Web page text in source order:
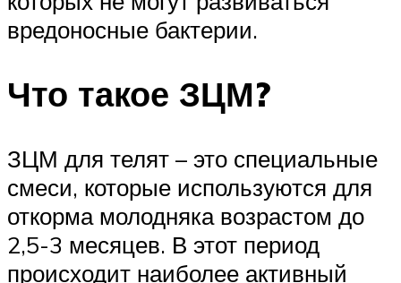
вредоносные бактерии.
Что такое ЗЦМ?
ЗЦМ для телят – это специальные
смеси, которые используются для
откорма молодняка возрастом до
2,5-3 месяцев. В этот период
происходит наиболее активный